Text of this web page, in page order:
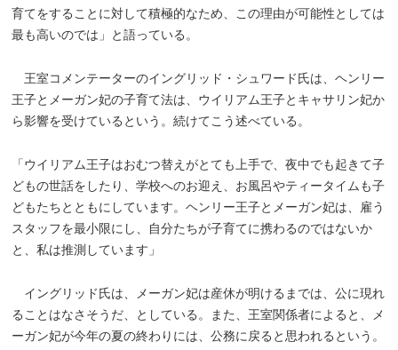
育てをすることに対して積極的なため、この理由が可能性としては
最も高いのでは」と語っている。
王室コメンテーターのイングリッド・シュワード氏は、ヘンリー
王子とメーガン妃の子育て法は、ウイリアム王子とキャサリン妃か
ら影響を受けているという。続けてこう述べている。
「ウイリアム王子はおむつ替えがとても上手で、夜中でも起きて子
どもの世話をしたり、学校へのお迎え、お風呂やティータイムも子
どもたちとともにしています。ヘンリー王子とメーガン妃は、雇う
スタッフを最小限にし、自分たちが子育てに携わるのではないか
と、私は推測しています」
イングリッド氏は、メーガン妃は産休が明けるまでは、公に現れ
ることはなさそうだ、としている。また、王室関係者によると、メ
ーガン妃が今年の夏の終わりには、公務に戻ると思われるという。